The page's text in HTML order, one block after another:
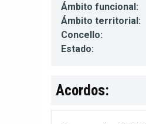
Ámbito funcional:
Ámbito territorial:
Concello:
Estado:
Acordos: